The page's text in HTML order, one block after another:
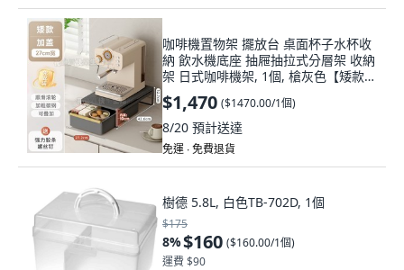
咖啡機置物架 擺放台 桌面杯子水杯收
納 飲水機底座 抽屜抽拉式分層架 收納
架 日式咖啡機架, 1個, 槍灰色【矮款】
♥ 咖啡機置物架27cm寬
$1,470 ($1470.00/1個)
8/20 預計送達
免運 ∙ 免費退貨
樹德 5.8L, 白色TB-702D, 1個
$175
8%$160 ($160.00/1個)
運費 $90